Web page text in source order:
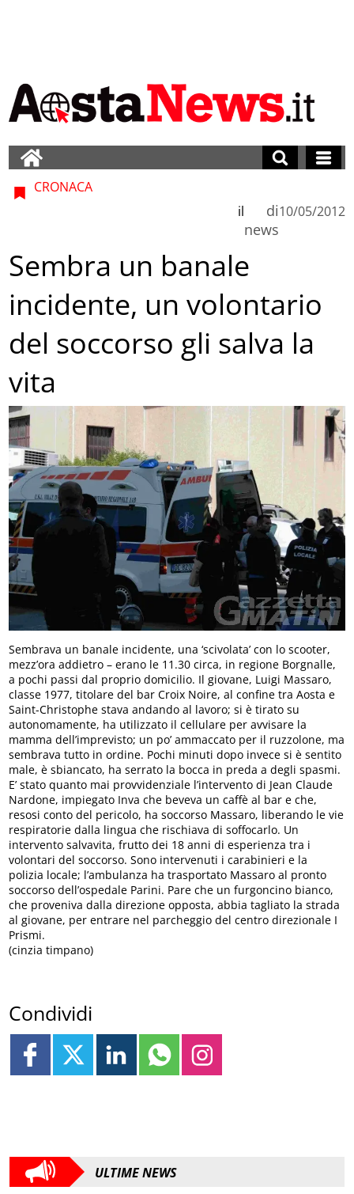
CRONACA
di
news
il 10/05/2012
Sembra un banale
incidente, un volontario
del soccorso gli salva la
vita
Sembrava un banale incidente, una ‘scivolata’ con lo scooter,
mezz’ora addietro – erano le 11.30 circa, in regione Borgnalle,
a pochi passi dal proprio domicilio. Il giovane, Luigi Massaro,
classe 1977, titolare del bar Croix Noire, al confine tra Aosta e
Saint-Christophe stava andando al lavoro; si è tirato su
autonomamente, ha utilizzato il cellulare per avvisare la
mamma dell’imprevisto; un po’ ammaccato per il ruzzolone, ma
sembrava tutto in ordine. Pochi minuti dopo invece si è sentito
male, è sbiancato, ha serrato la bocca in preda a degli spasmi.
E’ stato quanto mai provvidenziale l’intervento di Jean Claude
Nardone, impiegato Inva che beveva un caffè al bar e che,
resosi conto del pericolo, ha soccorso Massaro, liberando le vie
respiratorie dalla lingua che rischiava di soffocarlo. Un
intervento salvavita, frutto dei 18 anni di esperienza tra i
volontari del soccorso. Sono intervenuti i carabinieri e la
polizia locale; l’ambulanza ha trasportato Massaro al pronto
soccorso dell’ospedale Parini. Pare che un furgoncino bianco,
che proveniva dalla direzione opposta, abbia tagliato la strada
al giovane, per entrare nel parcheggio del centro direzionale I
Prismi.
(cinzia timpano)
Condividi
ULTIME NEWS